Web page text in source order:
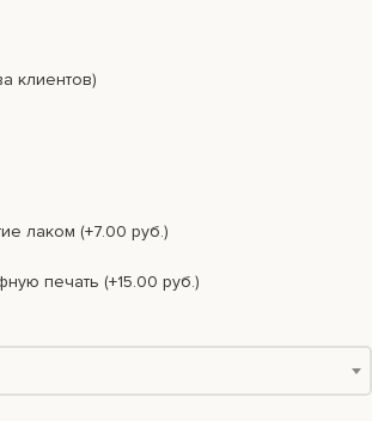
клиентов)
лаком (+7.00 руб.)
печать (+15.00 руб.)